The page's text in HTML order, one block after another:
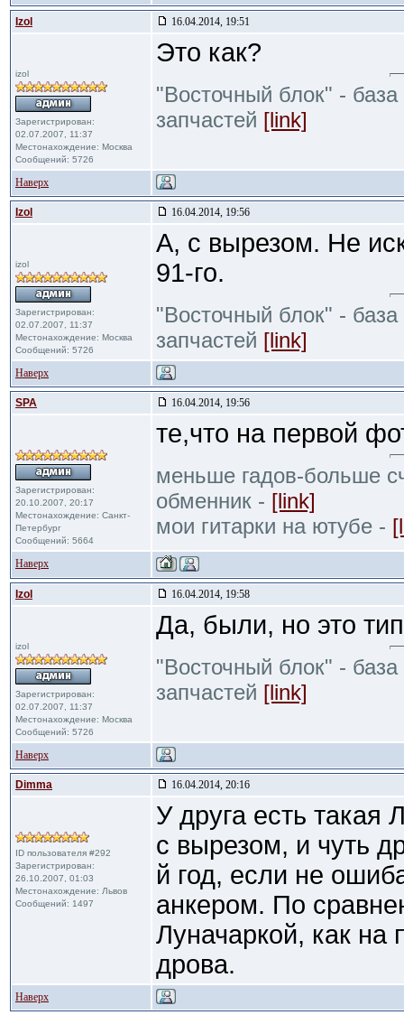
Izol 16.04.2014, 19:51
izol
Зарегистрирован:
02.07.2007, 11:37
Местонахождение: Москва
Сообщений: 5726
Это как?
"Восточный блок" -
запчастей [link]
Наверх
Izol 16.04.2014, 19:56
izol
Зарегистрирован:
02.07.2007, 11:37
Местонахождение: Москва
Сообщений: 5726
А, с вырезом. Не
91-го.
"Восточный блок" -
запчастей [link]
Наверх
SPA 16.04.2014, 19:56
Зарегистрирован:
20.10.2007, 20:17
Местонахождение: Санкт-
Петербург
Сообщений: 5664
те,что на первой
меньше гадов-больше
обменник - [link]
мои гитарки на ютубе -
Наверх
Izol 16.04.2014, 19:58
izol
Зарегистрирован:
02.07.2007, 11:37
Местонахождение: Москва
Сообщений: 5726
Да, были, но это
"Восточный блок" -
запчастей [link]
Наверх
Dimma 16.04.2014, 20:16
ID пользователя #292
Зарегистрирован:
26.10.2007, 01:03
Местонахождение: Львов
Сообщений: 1497
У друга есть такая
с вырезом, и чуть
й год, если не
анкером. По
Луначаркой, как
дрова.
Наверх